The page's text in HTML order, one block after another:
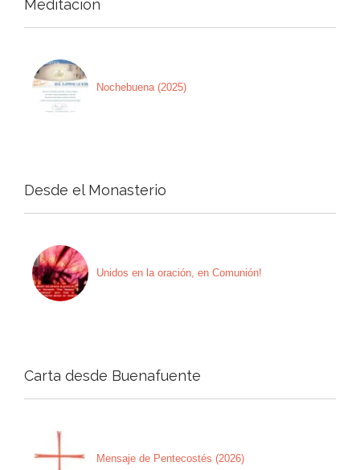
Meditación
Nochebuena (2025)
Desde el Monasterio
Unidos en la oración, en Comunión!
Carta desde Buenafuente
Mensaje de Pentecostés (2026)